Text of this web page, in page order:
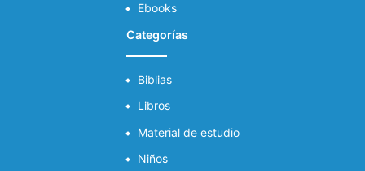
Ebooks
Categorías
Biblias
Libros
Material de estudio
Niños